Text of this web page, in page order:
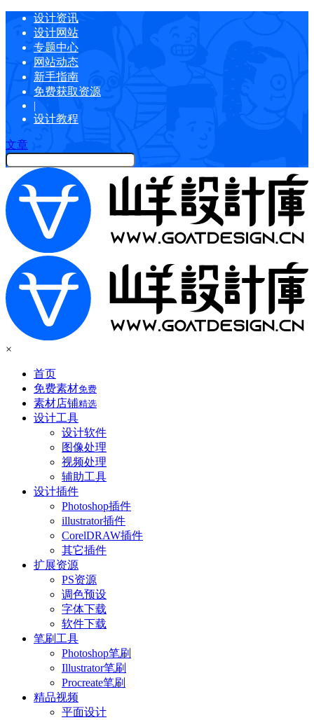
设计资讯
设计网站
专题中心
网站动态
新手指南
免费获取资源
|
设计教程
文章
×
首页
免费素材免费
素材店铺精选
设计工具
设计软件
图像处理
视频处理
辅助工具
设计插件
Photoshop插件
illustrator插件
CorelDRAW插件
其它插件
扩展资源
PS资源
调色预设
字体下载
软件下载
笔刷工具
Photoshop笔刷
Illustrator笔刷
Procreate笔刷
精品视频
平面设计